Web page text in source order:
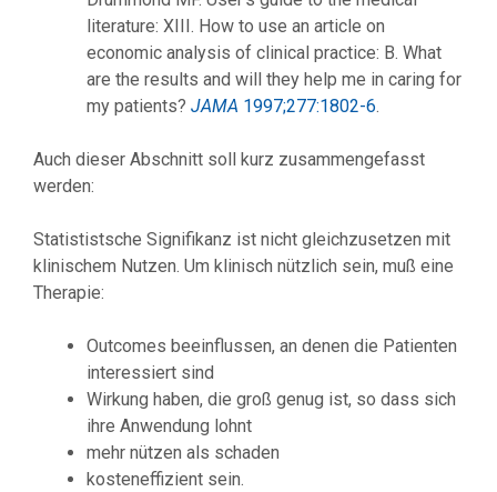
literature: XIII. How to use an article on
economic analysis of clinical practice: B. What
are the results and will they help me in caring for
my patients? JAMA 1997;277:1802-6.
Auch dieser Abschnitt soll kurz zusammengefasst
werden:
Statististsche Signifikanz ist nicht gleichzusetzen mit
klinischem Nutzen. Um klinisch nützlich sein, muß eine
Therapie:
Outcomes beeinflussen, an denen die Patienten
interessiert sind
Wirkung haben, die groß genug ist, so dass sich
ihre Anwendung lohnt
mehr nützen als schaden
kosteneffizient sein.